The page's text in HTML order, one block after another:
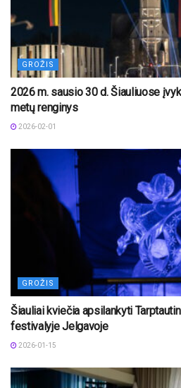
GROŽIS
2026 m. sausio 30 d. Šiauliuose
metų renginys
2026-02-01
GROŽIS
Šiauliai kviečia apsilankyti
festivalyje Jelgavoje
2026-01-15